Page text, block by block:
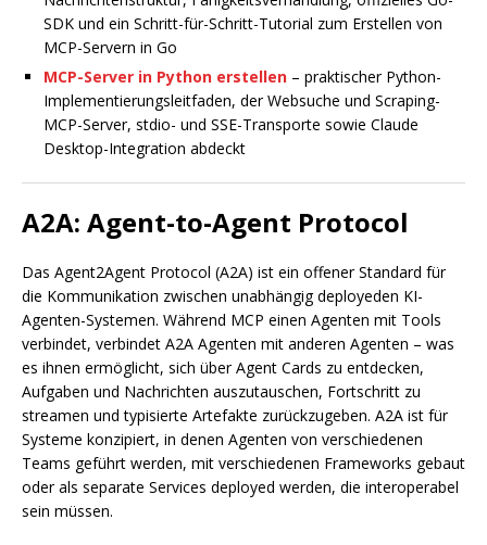
SDK und ein Schritt-für-Schritt-Tutorial zum Erstellen von
MCP-Servern in Go
MCP-Server in Python erstellen – praktischer Python-
Implementierungsleitfaden, der Websuche und Scraping-
MCP-Server, stdio- und SSE-Transporte sowie Claude
Desktop-Integration abdeckt
A2A: Agent-to-Agent Protocol
Das Agent2Agent Protocol (A2A) ist ein offener Standard für
die Kommunikation zwischen unabhängig deployeden KI-
Agenten-Systemen. Während MCP einen Agenten mit Tools
verbindet, verbindet A2A Agenten mit anderen Agenten – was
es ihnen ermöglicht, sich über Agent Cards zu entdecken,
Aufgaben und Nachrichten auszutauschen, Fortschritt zu
streamen und typisierte Artefakte zurückzugeben. A2A ist für
Systeme konzipiert, in denen Agenten von verschiedenen
Teams geführt werden, mit verschiedenen Frameworks gebaut
oder als separate Services deployed werden, die interoperabel
sein müssen.